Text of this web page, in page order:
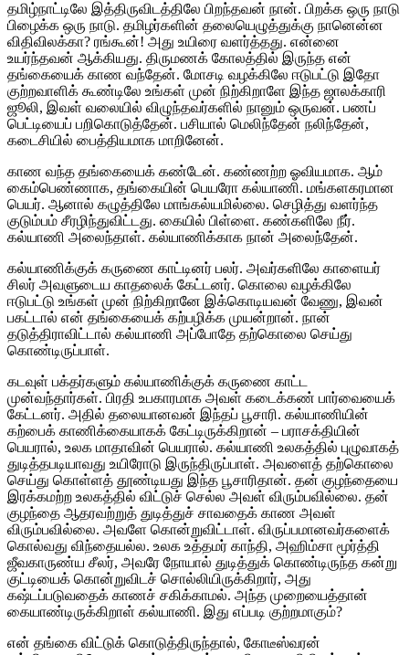
தமிழ்நாட்டிலே இத்திருவிடத்திலே பிறந்தவன் நான். பிறக்க ஒரு நாடு
பிழைக்க ஒரு நாடு. தமிழர்களின் தலையெழுத்துக்கு நானென்ன
விதிவிலக்கா? ரங்கூன்! அது உயிரை வளர்த்தது. என்னை
உயர்ந்தவன் ஆக்கியது. திருமணக் கோலத்தில் இருந்த என்
தங்கையைக் காண வந்தேன். மோசடி வழக்கிலே ஈடுபட்டு இதோ
குற்றவாளிக் கூண்டிலே உங்கள் முன் நிற்கிறாளே இந்த ஜாலக்காரி
ஜூலி, இவள் வலையில் விழுந்தவர்களில் நானும் ஒருவன். பணப்
பெட்டியைப் பறிகொடுத்தேன். பசியால் மெலிந்தேன் நலிந்தேன்,
கடைசியில் பைத்தியமாக மாறினேன்.
காண வந்த தங்கையைக் கண்டேன். கண்ணற்ற ஓவியமாக. ஆம்
கைம்பெண்ணாக, தங்கையின் பெயரோ கல்யாணி. மங்களகரமான
பெயர். ஆனால் கழுத்திலே மாங்கல்யமில்லை. செழித்து வளர்ந்த
குடும்பம் சீரழிந்துவிட்டது. கையில் பிள்ளை. கண்களிலே நீர்.
கல்யாணி அலைந்தாள். கல்யாணிக்காக நான் அலைந்தேன்.
கல்யாணிக்குக் கருணை காட்டினர் பலர். அவர்களிலே காளையர்
சிலர் அவளுடைய காதலைக் கேட்டனர். கொலை வழக்கிலே
ஈடுபட்டு உங்கள் முன் நிற்கிறானே இக்கொடியவன் வேணு, இவன்
பகட்டால் என் தங்கையைக் கற்பழிக்க முயன்றான். நான்
தடுத்திராவிட்டால் கல்யாணி அப்போதே தற்கொலை செய்து
கொண்டிருப்பாள்.
கடவுள் பக்தர்களும் கல்யாணிக்குக் கருணை காட்ட
முன்வந்தார்கள். பிரதி உபகாரமாக அவள் கடைக்கண் பார்வையைக்
கேட்டனர். அதில் தலையானவன் இந்தப் பூசாரி. கல்யாணியின்
கற்பைக் காணிக்கையாகக் கேட்டிருக்கிறான் – பராசக்தியின்
பெயரால், உலக மாதாவின் பெயரால். கல்யாணி உலகத்தில் புழுவாகத்
துடித்தபடியாவது உயிரோடு இருந்திருப்பாள். அவளைத் தற்கொலை
செய்து கொள்ளத் தூண்டியது இந்த பூசாரிதான். தன் குழந்தையை
இரக்கமற்ற உலகத்தில் விட்டுச் செல்ல அவள் விரும்பவில்லை. தன்
குழந்தை ஆதரவற்றுத் துடித்துச் சாவதைக் காண அவள்
விரும்பவில்லை. அவளே கொன்றுவிட்டாள். விருப்பமானவர்களைக்
கொல்வது விந்தையல்ல. உலக உத்தமர் காந்தி, அஹிம்சா மூர்த்தி
ஜீவகாருண்ய சீலர், அவரே நோயால் துடித்துக் கொண்டிருந்த கன்று
குட்டியைக் கொன்றுவிடச் சொல்லியிருக்கிறார், அது
கஷ்டப்படுவதைக் காணச் சகிக்காமல். அந்த முறையைத்தான்
கையாண்டிருக்கிறாள் கல்யாணி. இது எப்படி குற்றமாகும்?
என் தங்கை விட்டுக் கொடுத்திருந்தால், கோடீஸ்வரன்